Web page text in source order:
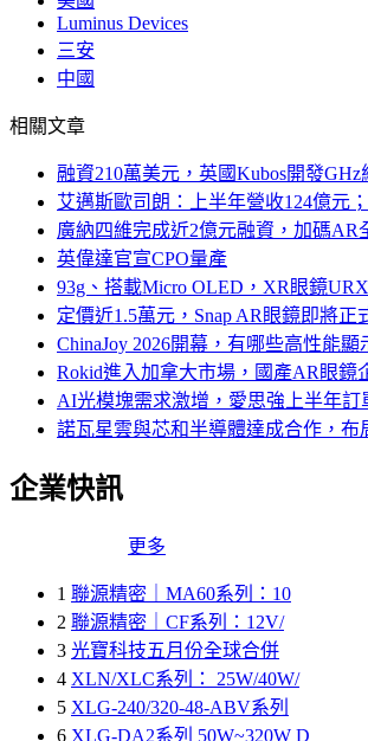
Luminus Devices
三安
中國
相關文章
融資210萬美元，英國Kubos開發
艾邁斯歐司朗：上半年營收124億元
廣納四維完成近2億元融資，加碼AR
英偉達官宣CPO量產
93g、搭載Micro OLED，XR眼鏡
定價近1.5萬元，Snap AR眼鏡即將正
ChinaJoy 2026開幕，有哪些高性能顯
Rokid進入加拿大市場，國產AR眼鏡
AI光模塊需求激增，愛思強上半年訂
諾瓦星雲與芯和半導體達成合作，布
企業快訊
更多
1 聯源精密｜MA60系列：10
2 聯源精密｜CF系列：12V/
3 光寶科技五月份全球合併
4 XLN/XLC系列： 25W/40W/
5 XLG-240/320-48-ABV系列
6 XLG-DA2系列 50W~320W D